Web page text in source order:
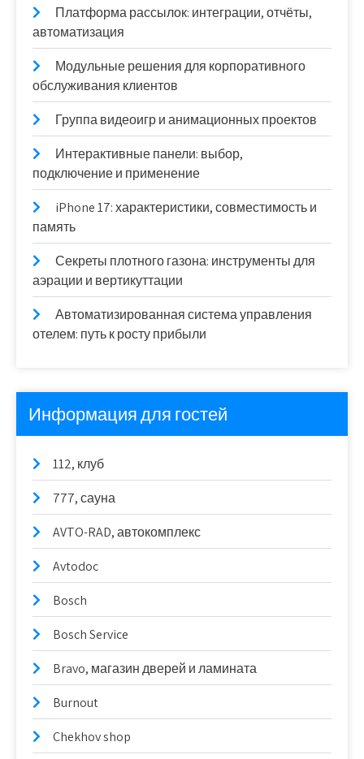
Платформа рассылок: интеграции, отчёты,
автоматизация
Модульные решения для корпоративного
обслуживания клиентов
Группа видеоигр и анимационных проектов
Интерактивные панели: выбор,
подключение и применение
iPhone 17: характеристики, совместимость и
память
Секреты плотного газона: инструменты для
аэрации и вертикуттации
Автоматизированная система управления
отелем: путь к росту прибыли
Информация для гостей
112, клуб
777, сауна
AVTO-RAD, автокомплекс
Avtodoc
Bosch
Bosch Service
Bravo, магазин дверей и ламината
Burnout
Chekhov shop